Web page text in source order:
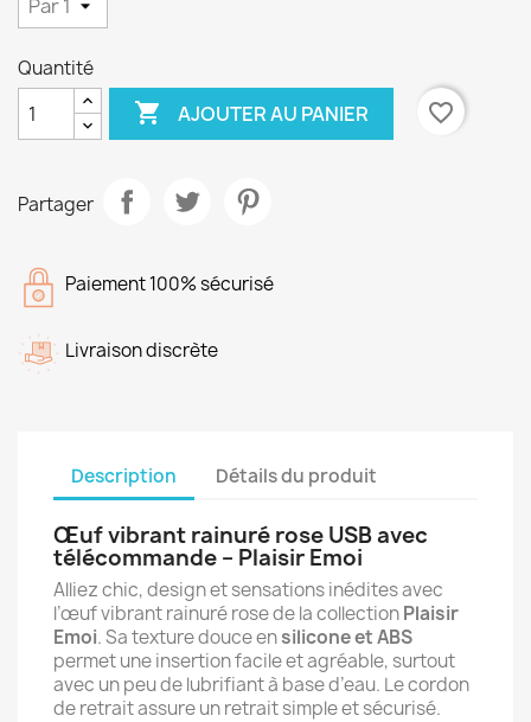
Quantité
 AJOUTER AU PANIER favorite_border
Partager
Paiement 100% sécurisé
Livraison discrète
Description Détails du produit
Œuf vibrant rainuré rose USB avec
télécommande – Plaisir Emoi
Alliez chic, design et sensations inédites avec
l’œuf vibrant rainuré rose de la collectionPlaisir
Emoi. Sa texture douce ensilicone et ABS
permet une insertion facile et agréable, surtout
avec un peu de lubrifiant à base d’eau. Le cordon
de retrait assure un retrait simple et sécurisé.